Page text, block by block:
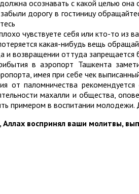
осознавать с какой целью она
дорогу в гостиницу
чувствуете себя или кто-то из
какая-нибудь вещь
и возвращении оттуда запрещается
в аэропорт Ташкента
имея при себе чек
от паломничества
махалли и общества,
примером в воспитании молодежи.
воспринял ваши молитвы,